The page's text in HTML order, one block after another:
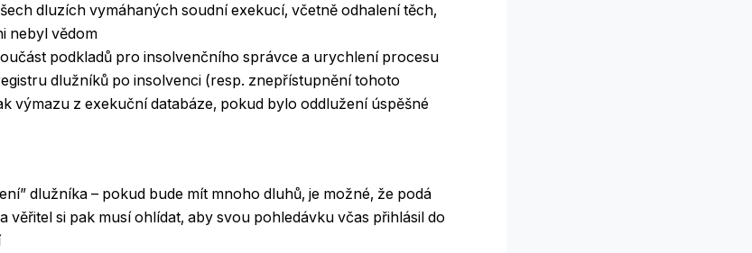
dluzích vymáhaných soudní exekucí, včetně odhalení těch,
nebyl vědom
podkladů pro insolvenčního správce a urychlení procesu
dlužníků po insolvenci (resp. znepřístupnění tohoto
výmazu z exekuční databáze, pokud bylo oddlužení úspěšné
dlužníka – pokud bude mít mnoho dluhů, je možné, že podá
věřitel si pak musí ohlídat, aby svou pohledávku včas přihlásil do